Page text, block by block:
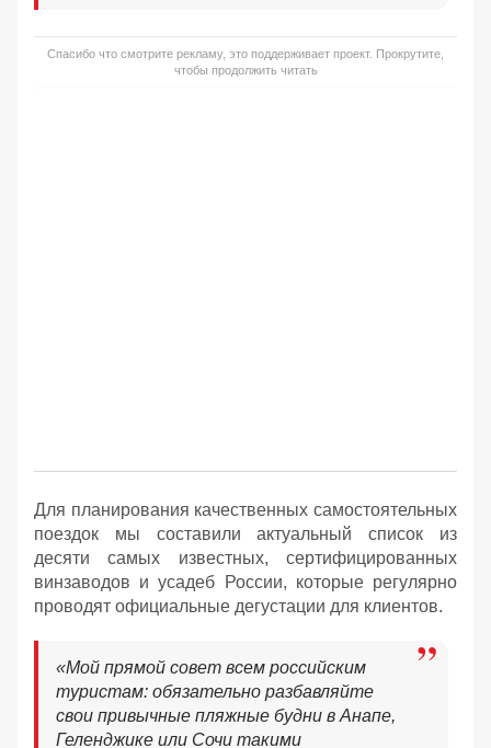
Спасибо что смотрите рекламу, это поддерживает проект. Прокрутите,
чтобы продолжить читать
Для планирования качественных самостоятельных
поездок мы составили актуальный список из
десяти самых известных, сертифицированных
винзаводов и усадеб России, которые регулярно
проводят официальные дегустации для клиентов.
«Мой прямой совет всем российским
туристам: обязательно разбавляйте
свои привычные пляжные будни в Анапе,
Геленджике или Сочи такими